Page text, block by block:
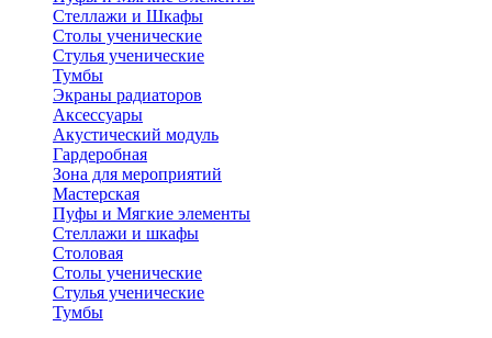
Стеллажи и Шкафы
Столы ученические
Стулья ученические
Тумбы
Экраны радиаторов
Аксессуары
Акустический модуль
Гардеробная
Зона для мероприятий
Мастерская
Пуфы и Мягкие элементы
Стеллажи и шкафы
Столовая
Столы ученические
Стулья ученические
Тумбы